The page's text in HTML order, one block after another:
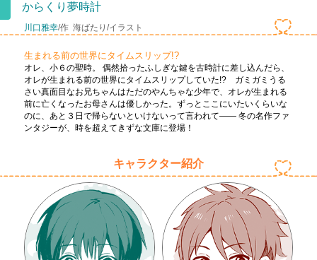
からくり夢時計
川口雅幸/作 海ばたり/イラスト
生まれる前の世界にタイムスリップ!?
オレ、小６の聖時。 偶然拾ったふしぎな鍵を古時計に差し込んだら、
オレが生まれる前の世界にタイムスリップしていた!? ガミガミうる
さい真面目なお兄ちゃんはただのやんちゃな少年で、オレが生まれる
前に亡くなったお母さんは優しかった。ずっとここにいたいくらいな
のに、あと３日で帰らないといけないって言われて―― 冬の名作ファ
ンタジーが、時を超えてきずな文庫に登場！
キャラクター紹介